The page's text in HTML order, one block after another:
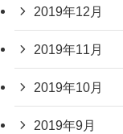
2019年12月
2019年11月
2019年10月
2019年9月